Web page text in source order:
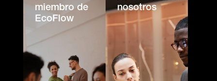
miembro de
EcoFlow
nosotros